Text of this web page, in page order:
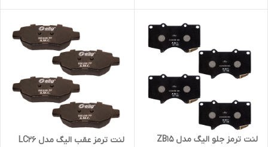
لنت ترمز جلو الیگ مدل ZB15
لنت ترمز عقب الیگ مدل LC26